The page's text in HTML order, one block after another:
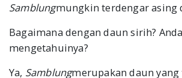
Samblungmungkin terdengar asing
Bagaimana dengan daun sirih? Anda
mengetahuinya?
Ya, Samblungmerupakan daun